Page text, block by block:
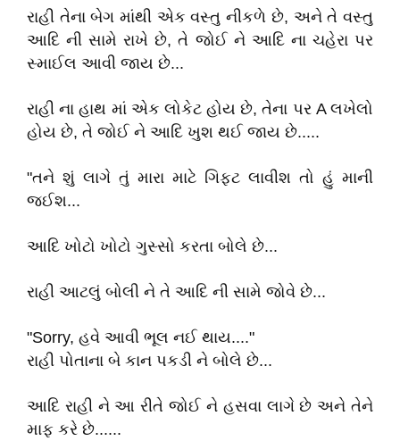
રાહી તેના બેગ માંથી એક વસ્તુ નીકળે છે, અને તે વસ્તુ
આદિ ની સામે રાખે છે, તે જોઈ ને આદિ ના ચહેરા પર
સ્માઈલ આવી જાય છે...
રાહી ના હાથ માં એક લોકેટ હોય છે, તેના પર A લખેલો
હોય છે, તે જોઈ ને આદિ ખુશ થઈ જાય છે.....
"તને શું લાગે તું મારા માટે ગિફ્ટ લાવીશ તો હું માની
જઈશ...
આદિ ખોટો ખોટો ગુસ્સો કરતા બોલે છે...
રાહી આટલું બોલી ને તે આદિ ની સામે જોવે છે...
"Sorry, હવે આવી ભૂલ નઈ થાય...."
રાહી પોતાના બે કાન પકડી ને બોલે છે...
આદિ રાહી ને આ રીતે જોઈ ને હસવા લાગે છે અને તેને
માફ કરે છે......